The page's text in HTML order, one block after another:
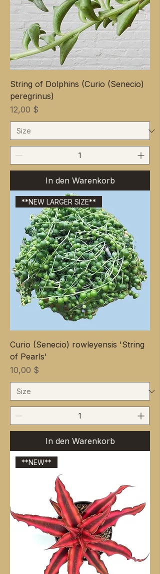
String of Dolphins (Curio (Senecio)
peregrinus)
Preis
12,00 $
In den Warenkorb
**NEW LARGER SIZE**
Curio (Senecio) rowleyensis 'String
of Pearls'
Preis
10,00 $
In den Warenkorb
**NEW**